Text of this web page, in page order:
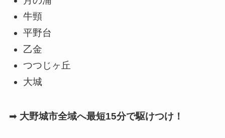
牛頸
平野台
乙金
つつじヶ丘
大城
➡ 大野城市全域へ最短15分で駆けつけ！